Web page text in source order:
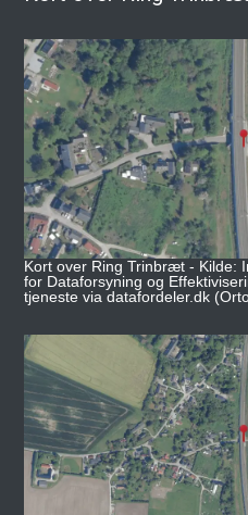
Kort over Ring Trinbræt - Kilde:
for Dataforsyning og
tjeneste via datafordeler.dk